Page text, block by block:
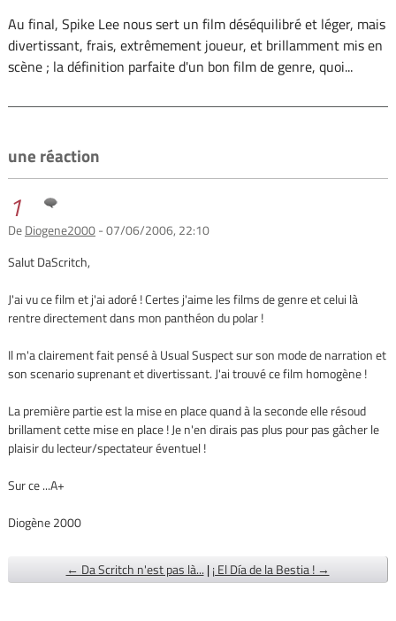
Au final, Spike Lee nous sert un film déséquilibré et léger, mais
divertissant, frais, extrêmement joueur, et brillamment mis en
scène ; la définition parfaite d'un bon film de genre, quoi...
une réaction
1
DeDiogene2000- 07/06/2006, 22:10
Salut DaScritch,
J'ai vu ce film et j'ai adoré ! Certes j'aime les films de genre et celui là
rentre directement dans mon panthéon du polar !
Il m'a clairement fait pensé à Usual Suspect sur son mode de narration et
son scenario suprenant et divertissant. J'ai trouvé ce film homogène !
La première partie est la mise en place quand à la seconde elle résoud
brillament cette mise en place ! Je n'en dirais pas plus pour pas gâcher le
plaisir du lecteur/spectateur éventuel !
Sur ce ...A+
Diogène 2000
← Da Scritch n'est pas là... | ¡ El Día de la Bestia ! →